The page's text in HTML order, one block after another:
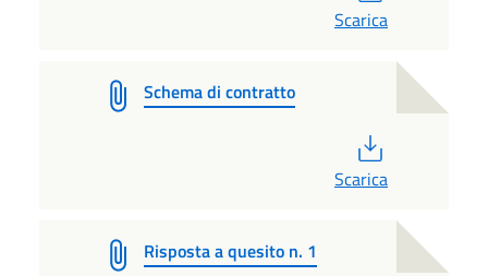
Scarica
Schema di contratto
Scarica
Risposta a quesito n. 1